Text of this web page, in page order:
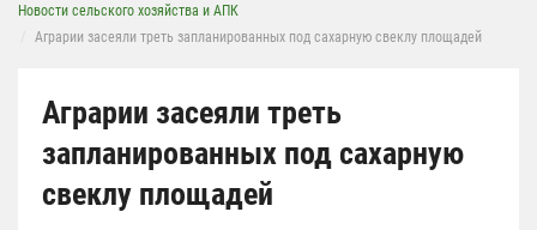
Новости сельского хозяйства и АПК
Аграрии засеяли треть запланированных под сахарную свеклу площадей
Аграрии засеяли треть
запланированных под сахарную
свеклу площадей